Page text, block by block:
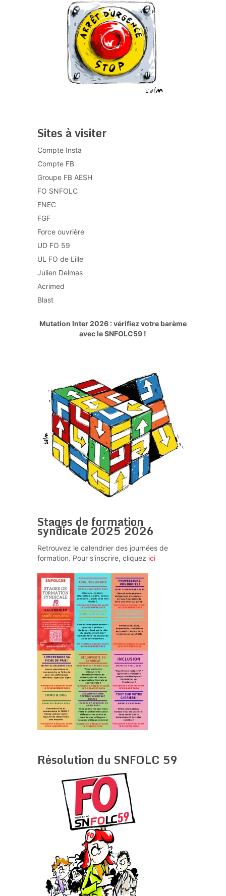
Sites à visiter
Compte Insta
Compte FB
Groupe FB AESH
FO SNFOLC
FNEC
FGF
Force ouvrière
UD FO 59
UL FO de Lille
Julien Delmas
Acrimed
Blast
Mutation Inter 2026 : vérifiez votre barème
avec le SNFOLC59 !
Stages de formation
syndicale 2025 2026
Retrouvez le calendrier des journées de
formation. Pour s'inscrire, cliquez ici
Résolution du SNFOLC 59